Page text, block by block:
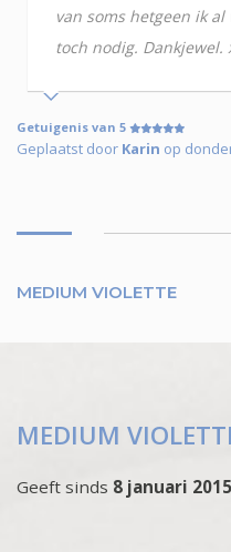
van soms hetgeen ik
toch nodig. Dankjewel.
Getuigenis van 5
Geplaatst door Karin op
MEDIUM VIOLETTE
MEDIUM
Geeft sinds 8 januari 2015